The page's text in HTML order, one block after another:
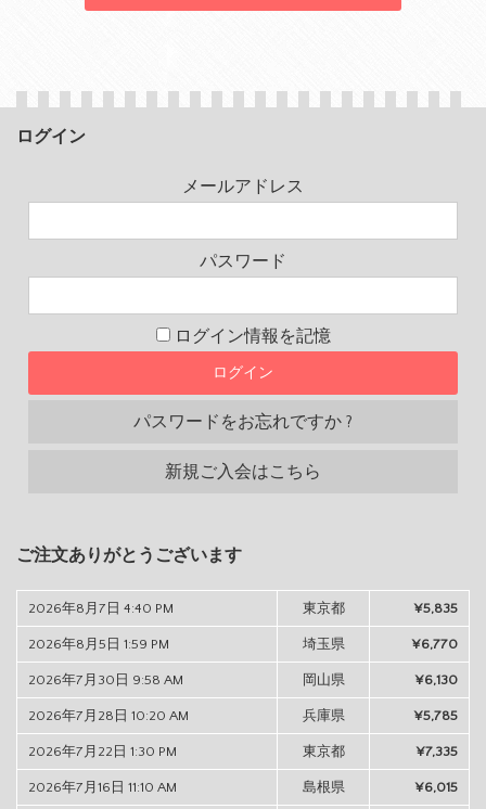
ログイン
メールアドレス
パスワード
ログイン情報を記憶
パスワードをお忘れですか ?
新規ご入会はこちら
ご注文ありがとうございます
2026年8月7日 4:40 PM 東京都 ¥5,835
2026年8月5日 1:59 PM 埼玉県 ¥6,770
2026年7月30日 9:58 AM 岡山県 ¥6,130
2026年7月28日 10:20 AM 兵庫県 ¥5,785
2026年7月22日 1:30 PM 東京都 ¥7,335
2026年7月16日 11:10 AM 島根県 ¥6,015